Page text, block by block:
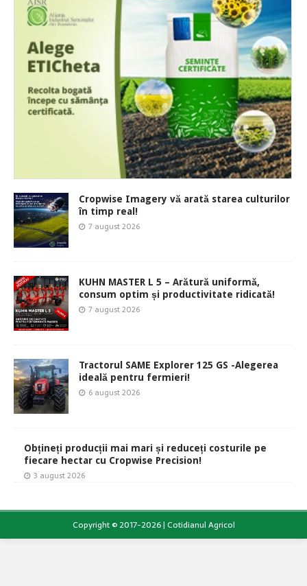
Cropwise Imagery vă arată starea culturilor
în timp real!
7 august 2026
KUHN MASTER L 5 – Arătură uniformă,
consum optim și productivitate ridicată!
7 august 2026
Tractorul SAME Explorer 125 GS -Alegerea
ideală pentru fermieri!
6 august 2026
Obțineți producții mai mari și reduceți costurile pe
fiecare hectar cu Cropwise Precision!
3 august 2026
Copyright © 2017-2026 | Cotidianul Agricol